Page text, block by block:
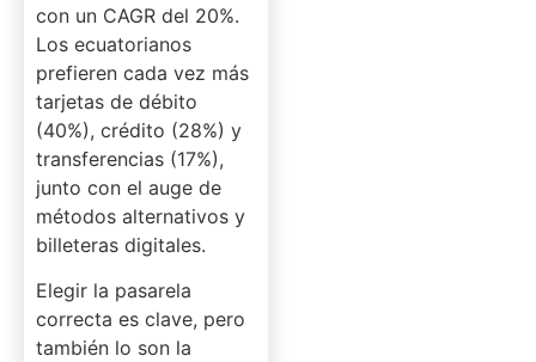
con un CAGR del 20%.
Los ecuatorianos
prefieren cada vez más
tarjetas de débito
(40%), crédito (28%) y
transferencias (17%),
junto con el auge de
métodos alternativos y
billeteras digitales.
Elegir la pasarela
correcta es clave, pero
también lo son la